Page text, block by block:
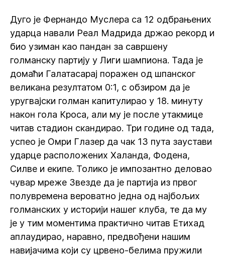
Дуго је Фернандо Муслера са 12 одбрањених
ударца навали Реал Мадрида држао рекорд и
био узиман као пандан за савршену
голманску партију у Лиги шампиона. Тада је
домаћи Галатасарај поражен од шпанског
великана резултатом 0:1, с обзиром да је
уругвајски голман капитулирао у 18. минуту
након гола Кроса, али му је после утакмице
читав стадион скандирао. Три године од тада,
успео је Омри Глазер да чак 13 пута заустави
ударце расположених Халанда, Фодена,
Силве и екипе. Толико је импозантно деловао
чувар мреже Звезде да је партија из првог
полувремена вероватно једна од најбољих
голманских у историји нашег клуба, те да му
је у тим моментима практично читав Етихад
аплаудирао, наравно, предвођени нашим
навијачима који су црвено-белима пружили